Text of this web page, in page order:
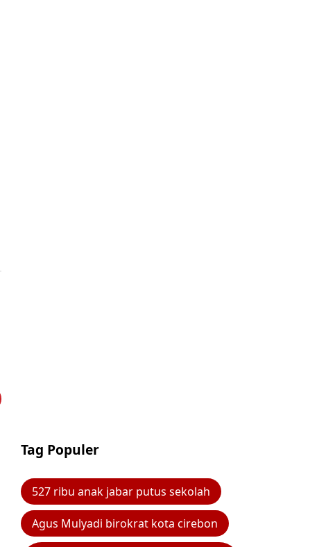
Tag Populer
527 ribu anak jabar putus sekolah
Agus Mulyadi birokrat kota cirebon